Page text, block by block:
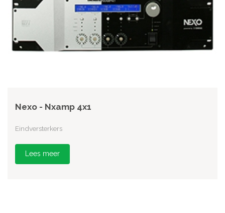
Nexo - Nxamp 4x1
Eindversterkers
Lees meer